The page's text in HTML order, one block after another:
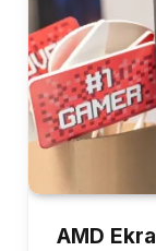
AMD